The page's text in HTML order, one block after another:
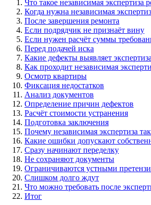
Что такое независимая экспертиза
Когда нужна независимая
После завершения ремонта
Если подрядчик не признаёт вину
Если нужен расчёт суммы
Перед подачей иска
Какие дефекты выявляет
Как проходит независимая
Осмотр квартиры
Фиксация недостатков
Анализ документов
Определение причин дефектов
Расчёт стоимости устранения
Подготовка заключения
Почему независимая экспертиза
Какие ошибки допускают
Сразу начинают переделку
Не сохраняют документы
Ограничиваются устными
Слишком долго ждут
Что можно требовать после
Итог